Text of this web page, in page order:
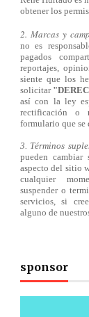
obtener los
2. Marcas y
no es
pagados
reportajes,
siente que los
solicitar
así con la ley
rectificación o
formulario que
3. Términos
pueden cambiar
aspecto del sitio
cualquier
suspender o
servicios, si
alguno de
sponsor